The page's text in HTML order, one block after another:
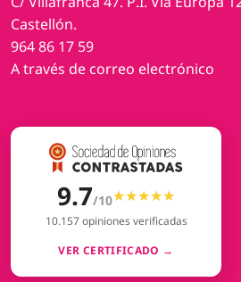
Castellón.
964 86 17 59
A través de correo electrónico
9.7/10★★★★★
★★★★★
10.157 opiniones verificadas
VER CERTIFICADO →